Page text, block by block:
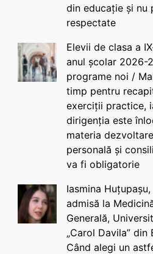
din educație și nu
respectate
Elevii de clasa a
anul școlar 2026-
programe noi /
timp pentru
exerciții practice,
dirigenția este
materia dezvoltare
personală și
va fi obligatorie
Iasmina
admisă la
Generală,
„Carol Davila” din
Când alegi un